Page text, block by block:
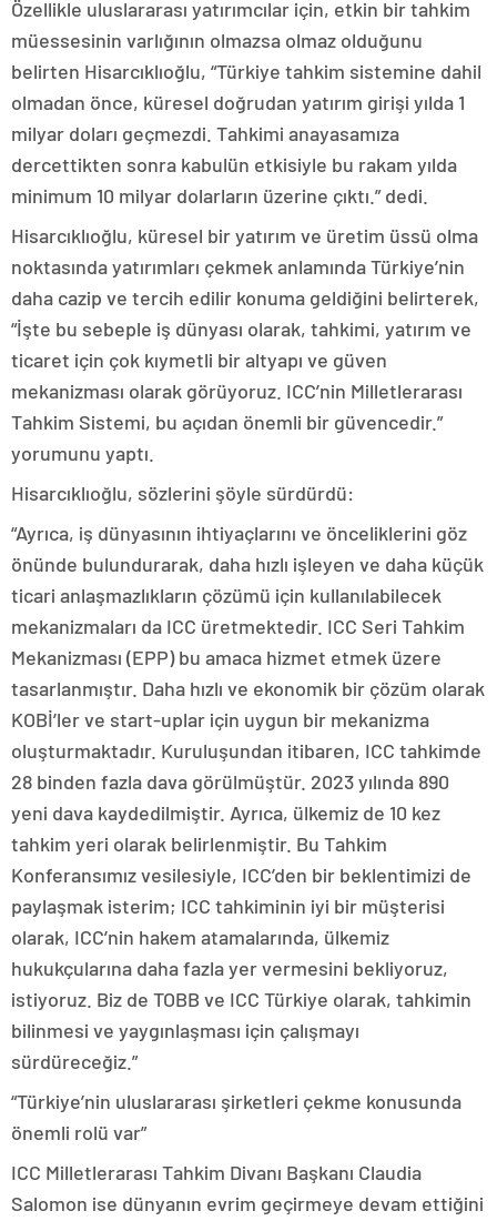
Özellikle uluslararası yatırımcılar için, etkin bir tahkim
müessesinin varlığının olmazsa olmaz olduğunu
belirten Hisarcıklıoğlu, “Türkiye tahkim sistemine dahil
olmadan önce, küresel doğrudan yatırım girişi yılda 1
milyar doları geçmezdi. Tahkimi anayasamıza
dercettikten sonra kabulün etkisiyle bu rakam yılda
minimum 10 milyar dolarların üzerine çıktı.” dedi.
Hisarcıklıoğlu, küresel bir yatırım ve üretim üssü olma
noktasında yatırımları çekmek anlamında Türkiye’nin
daha cazip ve tercih edilir konuma geldiğini belirterek,
“İşte bu sebeple iş dünyası olarak, tahkimi, yatırım ve
ticaret için çok kıymetli bir altyapı ve güven
mekanizması olarak görüyoruz. ICC’nin Milletlerarası
Tahkim Sistemi, bu açıdan önemli bir güvencedir.”
yorumunu yaptı.
Hisarcıklıoğlu, sözlerini şöyle sürdürdü:
“Ayrıca, iş dünyasının ihtiyaçlarını ve önceliklerini göz
önünde bulundurarak, daha hızlı işleyen ve daha küçük
ticari anlaşmazlıkların çözümü için kullanılabilecek
mekanizmaları da ICC üretmektedir. ICC Seri Tahkim
Mekanizması (EPP) bu amaca hizmet etmek üzere
tasarlanmıştır. Daha hızlı ve ekonomik bir çözüm olarak
KOBİ’ler ve start-uplar için uygun bir mekanizma
oluşturmaktadır. Kuruluşundan itibaren, ICC tahkimde
28 binden fazla dava görülmüştür. 2023 yılında 890
yeni dava kaydedilmiştir. Ayrıca, ülkemiz de 10 kez
tahkim yeri olarak belirlenmiştir. Bu Tahkim
Konferansımız vesilesiyle, ICC’den bir beklentimizi de
paylaşmak isterim; ICC tahkiminin iyi bir müşterisi
olarak, ICC’nin hakem atamalarında, ülkemiz
hukukçularına daha fazla yer vermesini bekliyoruz,
istiyoruz. Biz de TOBB ve ICC Türkiye olarak, tahkimin
bilinmesi ve yaygınlaşması için çalışmayı
sürdüreceğiz.”
“Türkiye’nin uluslararası şirketleri çekme konusunda
önemli rolü var”
ICC Milletlerarası Tahkim Divanı Başkanı Claudia
Salomon ise dünyanın evrim geçirmeye devam ettiğini